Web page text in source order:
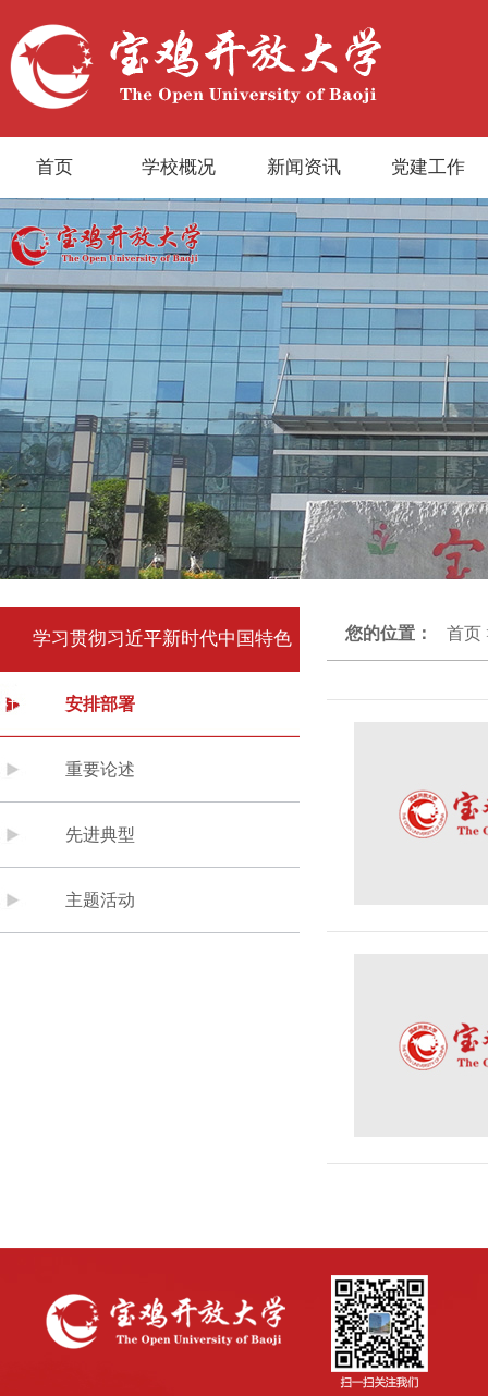
首页 学校概况 新闻资讯 党建工作
学习贯彻习近平新时代中国特色
社会主义思想主题教育
安排部署
重要论述
先进典型
主题活动
您的位置： 首页